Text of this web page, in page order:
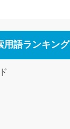
用語ランキング